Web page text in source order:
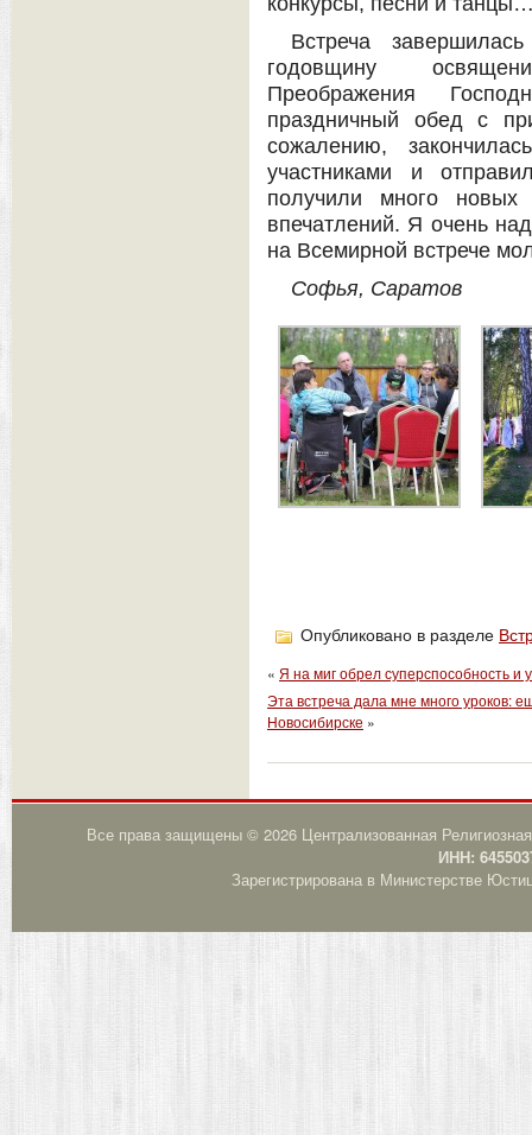
Встреча
годовщину
Преображения
праздничный обед с
сожалению,
участниками и
получили много
впечатлений. Я очень
на Всемирной встрече
Софья, Саратов
Опубликовано в разделе
« Я на миг обрел суперспособность и
Эта встреча дала мне много уроков:
Новосибирске »
Все права защищены © 2026 Централизованная
ИНН:
Зарегистрирована в Министерстве